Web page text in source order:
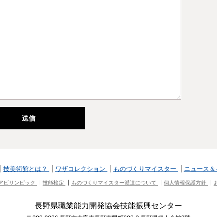
技美術館とは？ ワザコレクション ものづくりマイスター ニュース＆
ビリンピック 技能検定 ものづくりマイスター派遣について 個人情報保護方針
長野県職業能力開発協会技能振興センター